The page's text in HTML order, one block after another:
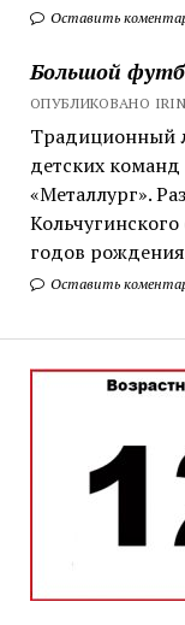
Оставить
Большой
ОПУБЛИКОВАНО
Традиционный
детских
«Металлург».
годов
Оставить